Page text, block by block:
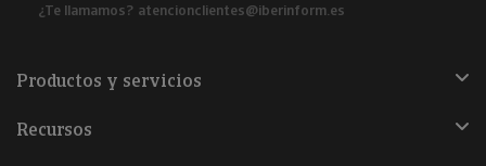
¿Te llamamos? atencionclientes@iberinform.es
Productos y servicios
Recursos